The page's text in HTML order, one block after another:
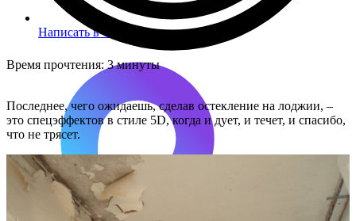
Написать в Телеграм
Время прочтения: 3 минуты
Последнее, чего ожидаешь, сделав остекление на лоджии, –
это спецэффектов в стиле 5D, когда и дует, и течет, и спасибо,
что не трясет.